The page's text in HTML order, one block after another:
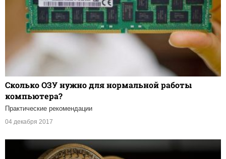
Сколько ОЗУ нужно для нормальной работы
компьютера?
Практические рекомендации
04 декабря 2017